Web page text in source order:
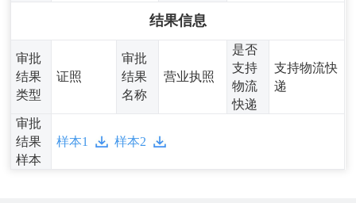
结果信息
审批
结果
类型
证照
审批
结果
名称
营业执照
是否
支持
物流
快递
支持物流快
递
审批
结果
样本
样本1 样本2